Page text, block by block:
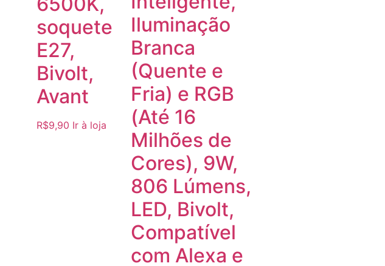
soquete
E27,
Bivolt,
Avant
R$9,90 Ir à loja
Iluminação
Branca
(Quente e
Fria) e RGB
(Até 16
Milhões de
Cores), 9W,
806 Lúmens,
LED, Bivolt,
Compatível
com Alexa e